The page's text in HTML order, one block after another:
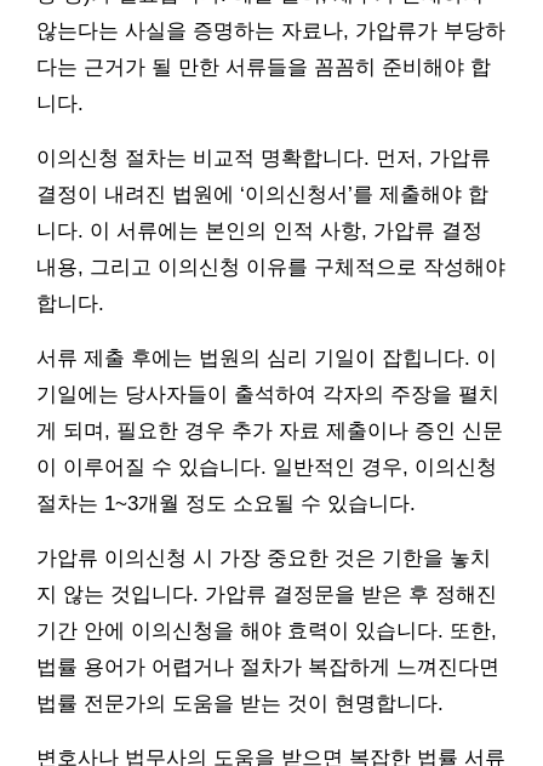
않는다는 사실을 증명하는 자료나, 가압류가 부당하
다는 근거가 될 만한 서류들을 꼼꼼히 준비해야 합
니다.
이의신청 절차는 비교적 명확합니다. 먼저, 가압류
결정이 내려진 법원에 ‘이의신청서’를 제출해야 합
니다. 이 서류에는 본인의 인적 사항, 가압류 결정
내용, 그리고 이의신청 이유를 구체적으로 작성해야
합니다.
서류 제출 후에는 법원의 심리 기일이 잡힙니다. 이
기일에는 당사자들이 출석하여 각자의 주장을 펼치
게 되며, 필요한 경우 추가 자료 제출이나 증인 신문
이 이루어질 수 있습니다. 일반적인 경우, 이의신청
절차는 1~3개월 정도 소요될 수 있습니다.
가압류 이의신청 시 가장 중요한 것은 기한을 놓치
지 않는 것입니다. 가압류 결정문을 받은 후 정해진
기간 안에 이의신청을 해야 효력이 있습니다. 또한,
법률 용어가 어렵거나 절차가 복잡하게 느껴진다면
법률 전문가의 도움을 받는 것이 현명합니다.
변호사나 법무사의 도움을 받으면 복잡한 법률 서류